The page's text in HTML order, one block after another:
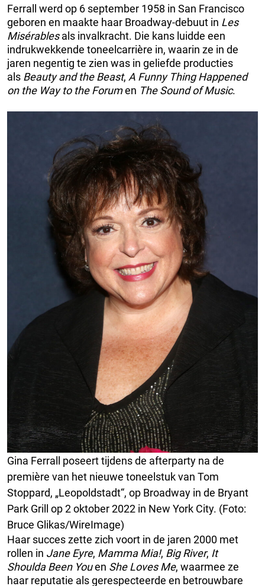
Ferrall werd op 6 september 1958 in San Francisco
geboren en maakte haar Broadway-debuut in Les
Misérablesals invalkracht. Die kans luidde een
indrukwekkende toneelcarrière in, waarin ze in de
jaren negentig te zien was in geliefde producties
als Beauty and the Beast, A Funny Thing Happened
on the Way to the Forumen The Sound of Music.
Gina Ferrall poseert tijdens de afterparty na de
première van het nieuwe toneelstuk van Tom
Stoppard, „Leopoldstadt“, op Broadway in de Bryant
Park Grill op 2 oktober 2022 in New York City. (Foto:
Bruce Glikas/WireImage)
Haar succes zette zich voort in de jaren 2000 met
rollen in Jane Eyre, Mamma Mia!, Big River, It
Shoulda Been Youen She Loves Me, waarmee ze
haar reputatie als gerespecteerde en betrouwbare